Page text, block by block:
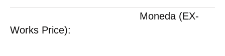
English
Moneda (EX-
Works Price):